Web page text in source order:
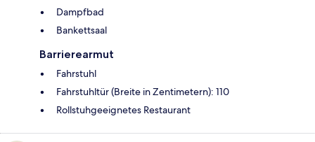
Dampfbad
Bankettsaal
Barrierearmut
Fahrstuhl
Fahrstuhltür (Breite in Zentimetern): 110
Rollstuhgeeignetes Restaurant